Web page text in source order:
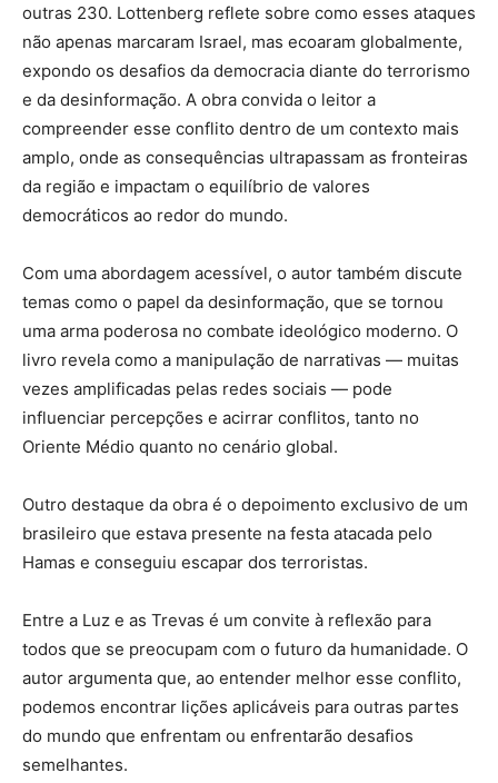
outras 230. Lottenberg reflete sobre como esses ataques
não apenas marcaram Israel, mas ecoaram globalmente,
expondo os desafios da democracia diante do terrorismo
e da desinformação. A obra convida o leitor a
compreender esse conflito dentro de um contexto mais
amplo, onde as consequências ultrapassam as fronteiras
da região e impactam o equilíbrio de valores
democráticos ao redor do mundo.
Com uma abordagem acessível, o autor também discute
temas como o papel da desinformação, que se tornou
uma arma poderosa no combate ideológico moderno. O
livro revela como a manipulação de narrativas — muitas
vezes amplificadas pelas redes sociais — pode
influenciar percepções e acirrar conflitos, tanto no
Oriente Médio quanto no cenário global.
Outro destaque da obra é o depoimento exclusivo de um
brasileiro que estava presente na festa atacada pelo
Hamas e conseguiu escapar dos terroristas.
Entre a Luz e as Trevas é um convite à reflexão para
todos que se preocupam com o futuro da humanidade. O
autor argumenta que, ao entender melhor esse conflito,
podemos encontrar lições aplicáveis para outras partes
do mundo que enfrentam ou enfrentarão desafios
semelhantes.